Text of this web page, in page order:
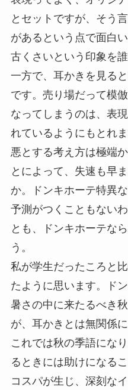
とセットですが、そう
があるという点で面白
古くさいという印象を
一方で、耳かきを見る
です。売り場だって模
なってしまうのは、表
れているようにもとれ
悪とする考え方は極端
とによって、失速も早
か。ドンキホーテ特異
予測がつくこともない
とも、ドンキホーテな
う。
私が学生だったころと
たように思います。ド
暑さの中に来たるべき
が、耳かきとは無関係
これでは秋の季語にな
るときには助けになる
コスパが生じ、深刻な